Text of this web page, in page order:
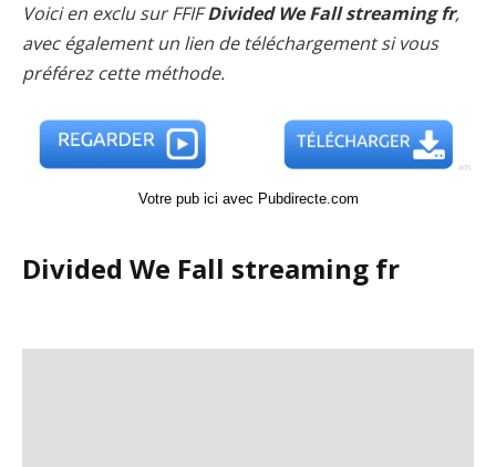
Voici en exclu sur FFIFDivided We Fall streaming fr,
avec également un lien de téléchargement si vous
préférez cette méthode.
Votre pub ici avec Pubdirecte.com
Divided We Fall streaming fr